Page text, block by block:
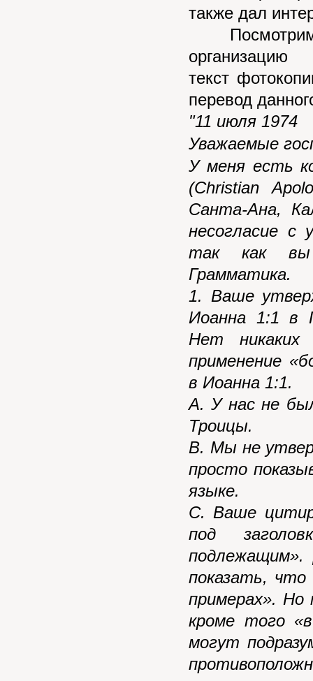
также дал
текст
перевод
"11 июля 1974
Уважаемые
У меня есть
(Christian
Санта-Ана,
несогласие с
так как вы
Грамматика.
1. Ваше
Иоанна 1:1 в
Нет
применение
в Иоанна 1:1.
А. У нас не
Троицы.
В. Мы не
просто
языке.
С. Ваше
под
показать,
примерах». Но
кроме того
могут